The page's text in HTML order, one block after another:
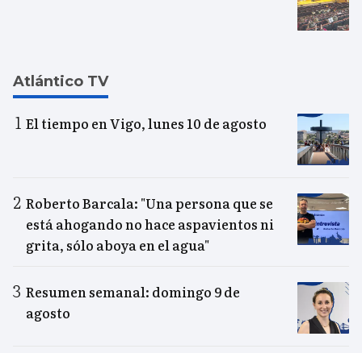
Atlántico TV
El tiempo en Vigo, lunes 10 de agosto
Roberto Barcala: "Una persona que se
está ahogando no hace aspavientos ni
grita, sólo aboya en el agua"
Resumen semanal: domingo 9 de
agosto